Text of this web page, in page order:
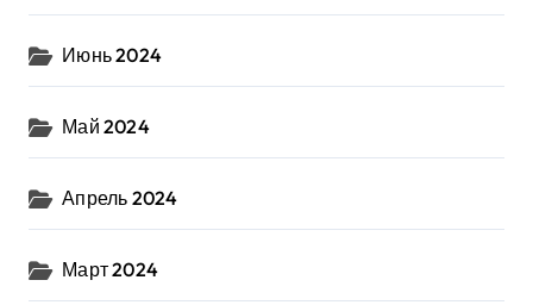
Июнь 2024
Май 2024
Апрель 2024
Март 2024